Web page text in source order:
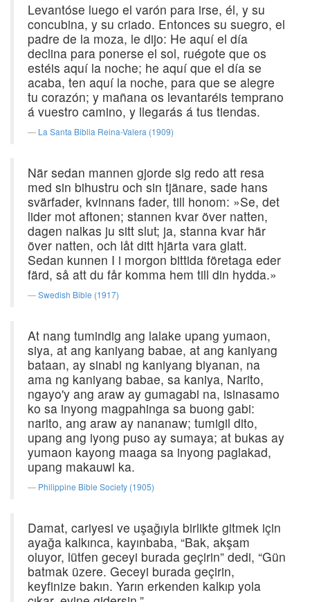
Levantóse luego el varón para irse, él, y su
concubina, y su criado. Entonces su suegro, el
padre de la moza, le dijo: He aquí el día
declina para ponerse el sol, ruégote que os
estéis aquí la noche; he aquí que el día se
acaba, ten aquí la noche, para que se alegre
tu corazón; y mañana os levantaréis temprano
á vuestro camino, y llegarás á tus tiendas.
La Santa Biblia Reina-Valera (1909)
När sedan mannen gjorde sig redo att resa
med sin bihustru och sin tjänare, sade hans
svärfader, kvinnans fader, till honom: »Se, det
lider mot aftonen; stannen kvar över natten,
dagen nalkas ju sitt slut; ja, stanna kvar här
över natten, och låt ditt hjärta vara glatt.
Sedan kunnen I i morgon bittida företaga eder
färd, så att du får komma hem till din hydda.»
Swedish Bible (1917)
At nang tumindig ang lalake upang yumaon,
siya, at ang kaniyang babae, at ang kaniyang
bataan, ay sinabi ng kaniyang biyanan, na
ama ng kaniyang babae, sa kaniya, Narito,
ngayo'y ang araw ay gumagabi na, isinasamo
ko sa inyong magpahinga sa buong gabi:
narito, ang araw ay nananaw; tumigil dito,
upang ang iyong puso ay sumaya; at bukas ay
yumaon kayong maaga sa inyong paglakad,
upang makauwi ka.
Philippine Bible Society (1905)
Damat, cariyesi ve uşağıyla birlikte gitmek için
ayağa kalkınca, kayınbaba, “Bak, akşam
oluyor, lütfen geceyi burada geçirin” dedi, “Gün
batmak üzere. Geceyi burada geçirin,
keyfinize bakın. Yarın erkenden kalkıp yola